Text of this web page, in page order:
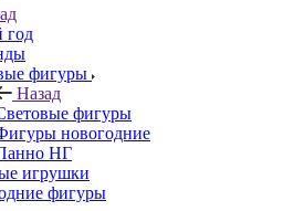
год
фигуры
Назад
фигуры
новогодние
НГ
игрушки
фигуры